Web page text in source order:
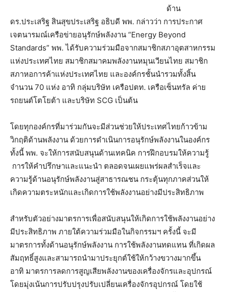
ด้าน
ดร.ประเสริฐ สินสุขประเสริฐ อธิบดี พพ. กล่าวว่า การประกาศ
เจตนารมณ์เครือข่ายอนุรักษ์พลังงาน “Energy Beyond
Standards” พพ. ได้รับความร่วมมือจากสมาชิกสภาอุตสาหกรรม
แห่งประเทศไทย สมาชิกสมาคมพลังงานหมุนเวียนไทย สมาชิก
สภาหอการค้าแห่งประเทศไทย และองค์กรชั้นนำรวมทั้งสิ้น
จำนวน 70 แห่ง อาทิ กลุ่มบริษัท เครือปตท. เครือเซ็นทรัล ค่าย
รถยนต์โตโยต้า และบริษัท SCG เป็นต้น
โดยทุกองค์กรที่มาร่วมกันจะมีส่วนช่วยให้ประเทศไทยก้าวข้าม
วิกฤติด้านพลังงาน ด้วยการดำเนินการอนุรักษ์พลังงานในองค์กร
ทั้งนี้ พพ. จะให้การสนับสนุนด้านเทคนิค การฝึกอบรมให้ความรู้
การให้คำปรึกษาและแนะนำ ตลอดจนเผยแพร่ผลสำเร็จและ
ความรู้ด้านอนุรักษ์พลังงานสู่สาธารณชน กระตุ้นทุกภาคส่วนให้
เกิดความตระหนักและเกิดการใช้พลังงานอย่างมีประสิทธิภาพ
สำหรับตัวอย่างมาตรการเพื่อสนับสนุนให้เกิดการใช้พลังงานอย่าง
มีประสิทธิภาพ ภายใต้ความร่วมมือในกิจกรรมฯ ครั้งนี้ จะมี
มาตรการทั้งด้านอนุรักษ์พลังงาน การใช้พลังงานทดแทน ที่เกิดผล
สัมฤทธิ์สูงและสามารถนำมาประยุกต์ใช้ให้กว้างขวางมากขึ้น
อาทิ มาตรการลดการสูญเสียพลังงานของเครื่องจักรและอุปกรณ์
โดยมุ่งเน้นการปรับปรุงปรับเปลี่ยนเครื่องจักรอุปกรณ์ โดยใช้